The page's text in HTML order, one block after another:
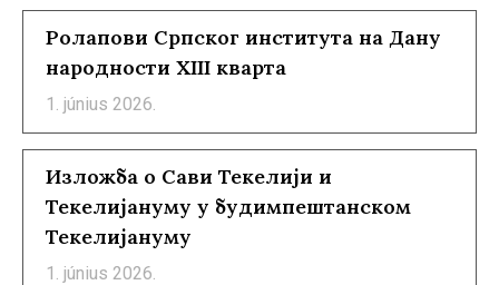
Ролапови Српског института на Дану
народности XIII кварта
1. június 2026.
Изложба о Сави Текелији и
Текелијануму у будимпештанском
Текелијануму
1. június 2026.